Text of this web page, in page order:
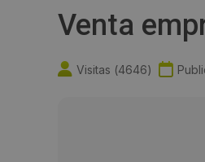
Venta
Visitas (4646)